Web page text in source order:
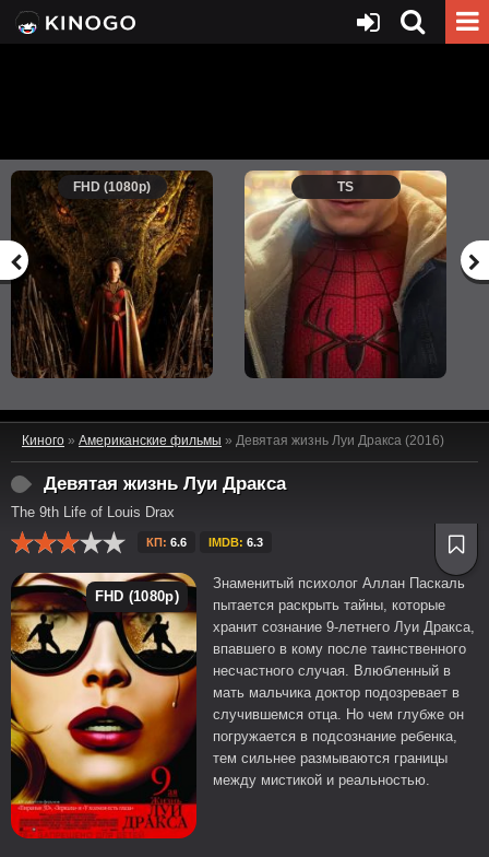
FHD (1080p) TS
Киного » Американские фильмы » Девятая жизнь Луи Дракса (2016)
Девятая жизнь Луи Дракса
The 9th Life of Louis Drax
КП: 6.6 IMDB: 6.3
FHD (1080p)
Знаменитый психолог Аллан Паскаль
пытается раскрыть тайны, которые
хранит сознание 9-летнего Луи Дракса,
впавшего в кому после таинственного
несчастного случая. Влюбленный в
мать мальчика доктор подозревает в
случившемся отца. Но чем глубже он
погружается в подсознание ребенка,
тем сильнее размываются границы
между мистикой и реальностью.